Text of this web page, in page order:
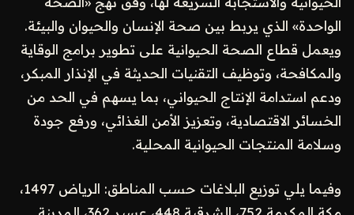
الواحدة» الذي يربط بين صحة الإنسان والحيوان والبيئة.
ويعمل قطاع الصحة الحيوانية على تطوير برامج الوقاية
والمكافحة، وتوظيف التقنيات الحديثة في الإنذار المبكر،
ودعم استدامة الإنتاج الحيواني، بما يسهم في الحد من
الخسائر الاقتصادية، وتعزيز الأمن الغذائي، ورفع جودة
وسلامة المنتجات الحيوانية المحلية.
وفيما يلي توزيع البلاغات حسب المناطق: الرياض 1497،